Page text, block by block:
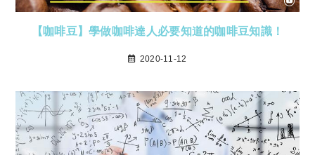
【咖啡豆】學做咖啡達人必要知道的咖啡豆知識！
2020-11-12